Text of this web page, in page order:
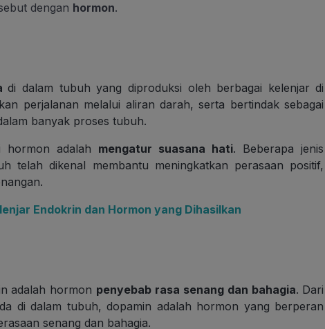
dengan hormon.
di dalam tubuh yang diproduksi oleh berbagai kelenjar di
perjalanan melalui aliran darah, serta bertindak sebagai
banyak proses tubuh.
hormon adalah mengatur suasana hati. Beberapa jenis
telah dikenal membantu meningkatkan perasaan positif,
Endokrin dan Hormon yang Dihasilkan
adalah hormon penyebab rasa senang dan bahagia. Dari
di dalam tubuh, dopamin adalah hormon yang berperan
senang dan bahagia.